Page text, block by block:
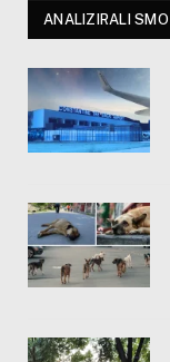
ANALIZIRALI SMO